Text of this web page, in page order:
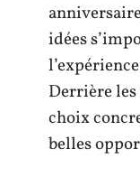
idées
Derrière
choix
belles